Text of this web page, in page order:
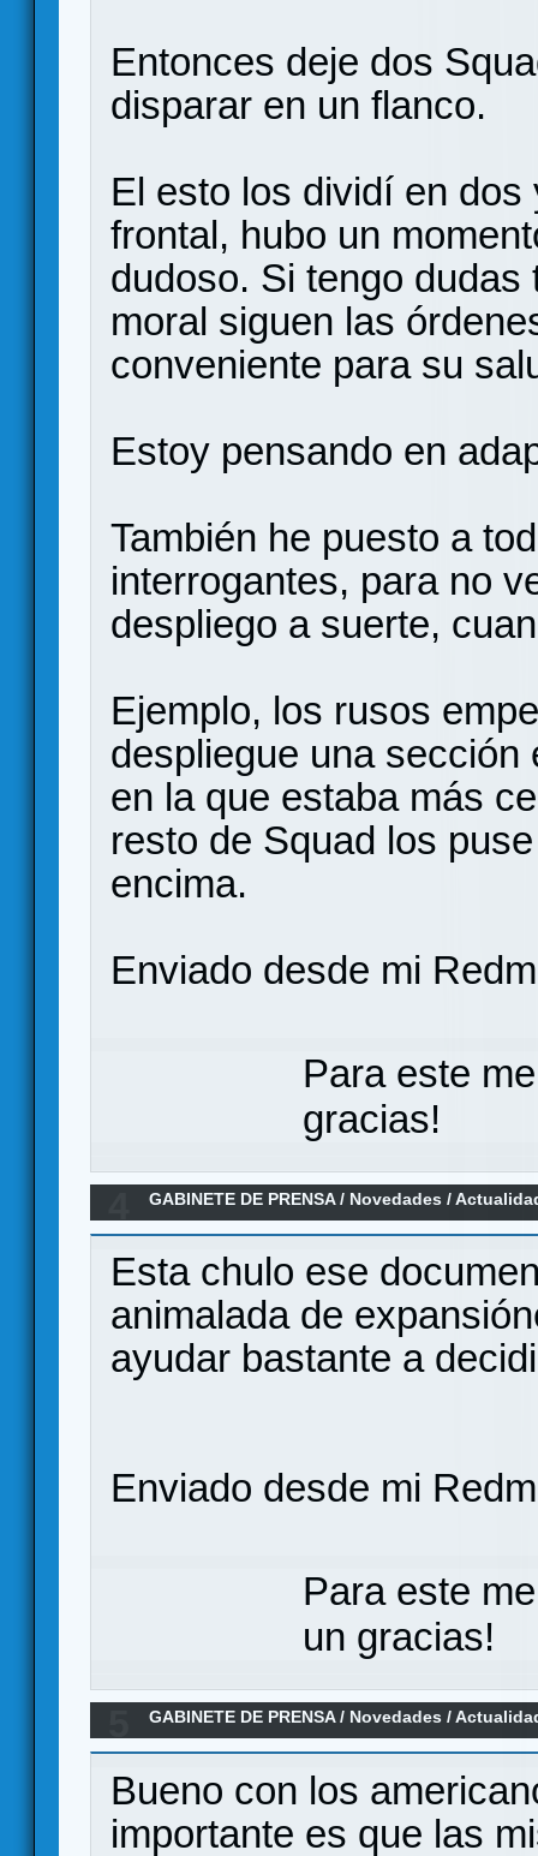
Entonces deje dos
disparar en un flanco.
El esto los dividí en
frontal, hubo un
dudoso. Si tengo
moral siguen las
conveniente para su
Estoy pensando en
También he puesto a
interrogantes, para no
despliego a suerte,
Ejemplo, los rusos
despliegue una
en la que estaba más
resto de Squad los
encima.
Enviado desde mi
Para este
gracias!
GABINETE DE PRENSA/ Novedades /
Esta chulo ese
animalada de
ayudar bastante a
Enviado desde mi
Para este
un gracias!
GABINETE DE PRENSA/ Novedades /
Bueno con los
importante es que las